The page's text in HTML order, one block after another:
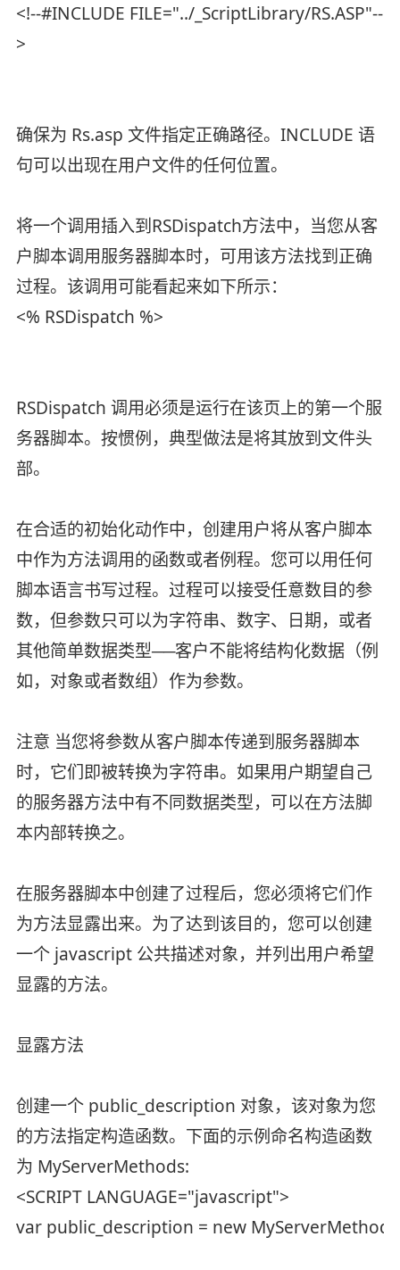
<!--#INCLUDE FILE="../_ScriptLibrary/RS.ASP"--
>
确保为 Rs.asp 文件指定正确路径。INCLUDE 语
句可以出现在用户文件的任何位置。
将一个调用插入到RSDispatch方法中，当您从客
户脚本调用服务器脚本时，可用该方法找到正确
过程。该调用可能看起来如下所示：
<% RSDispatch %>
RSDispatch 调用必须是运行在该页上的第一个服
务器脚本。按惯例，典型做法是将其放到文件头
部。
在合适的初始化动作中，创建用户将从客户脚本
中作为方法调用的函数或者例程。您可以用任何
脚本语言书写过程。过程可以接受任意数目的参
数，但参数只可以为字符串、数字、日期，或者
其他简单数据类型──客户不能将结构化数据（例
如，对象或者数组）作为参数。
注意 当您将参数从客户脚本传递到服务器脚本
时，它们即被转换为字符串。如果用户期望自己
的服务器方法中有不同数据类型，可以在方法脚
本内部转换之。
在服务器脚本中创建了过程后，您必须将它们作
为方法显露出来。为了达到该目的，您可以创建
一个 javascript 公共描述对象，并列出用户希望
显露的方法。
显露方法
创建一个 public_description 对象，该对象为您
的方法指定构造函数。下面的示例命名构造函数
为 MyServerMethods:
<SCRIPT LANGUAGE="javascript">
var public_description = new